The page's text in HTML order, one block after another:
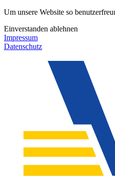
Um unsere Website so
Einverstanden ablehnen
Impressum
Datenschutz